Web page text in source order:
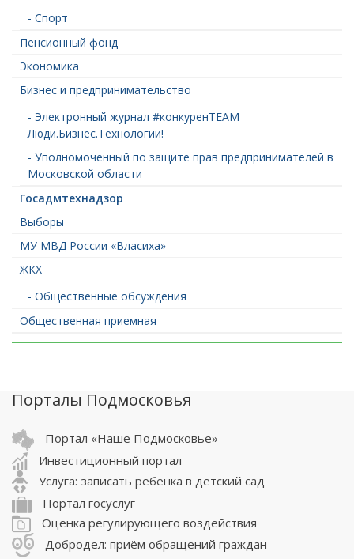
- Спорт
Пенсионный фонд
Экономика
Бизнес и предпринимательство
- Электронный журнал #конкуренTEAM
Люди.Бизнес.Технологии!
- Уполномоченный по защите прав предпринимателей в
Московской области
Госадмтехнадзор
Выборы
МУ МВД России «Власиха»
ЖКХ
- Общественные обсуждения
Общественная приемная
Порталы Подмосковья
Портал «Наше Подмосковье»
Инвестиционный портал
Услуга: записать ребенка в детский сад
Портал госуслуг
Оценка регулирующего воздействия
Добродел: приём обращений граждан